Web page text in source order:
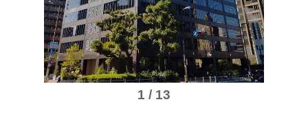
1 / 13